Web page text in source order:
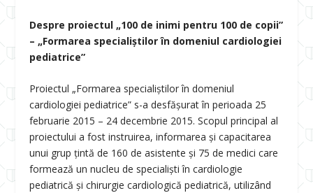
Despre proiectul „100 de inimi pentru 100 de copii”
– „Formarea specialiștilor în domeniul cardiologiei
pediatrice”
Proiectul „Formarea specialiștilor în domeniul
cardiologiei pediatrice” s-a desfășurat în perioada 25
februarie 2015 – 24 decembrie 2015. Scopul principal al
proiectului a fost instruirea, informarea şi capacitarea
unui grup ţintă de 160 de asistente şi 75 de medici care
formează un nucleu de specialiști în cardiologie
pediatrică și chirurgie cardiologică pediatrică, utilizând